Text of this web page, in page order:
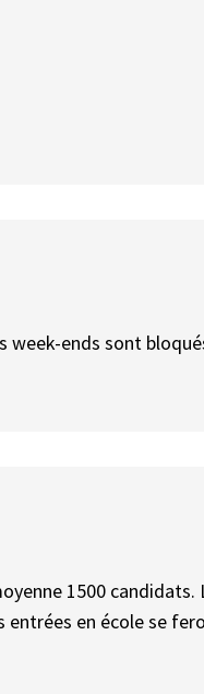
week-ends sont
1500 candidats.
entrées en école se